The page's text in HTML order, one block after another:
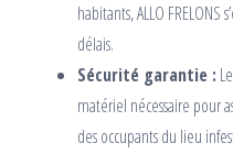
habitants, ALLO
délais.
Sécurité garantie :
matériel nécessaire pour
des occupants du lieu